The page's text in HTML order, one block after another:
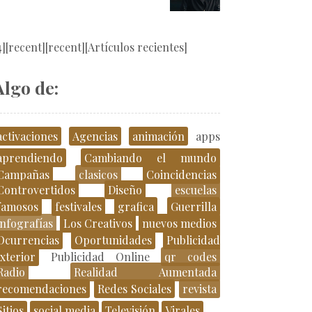
recientes]
de:
Agencias animación
apps
Cambiando el mundo
clasicos
Coincidencias
Diseño
escuelas
festivales grafica
Guerrilla
Los Creativos
nuevos medios
Oportunidades
Publicidad
Publicidad Online
qr codes
Realidad Aumentada
Redes Sociales
revista